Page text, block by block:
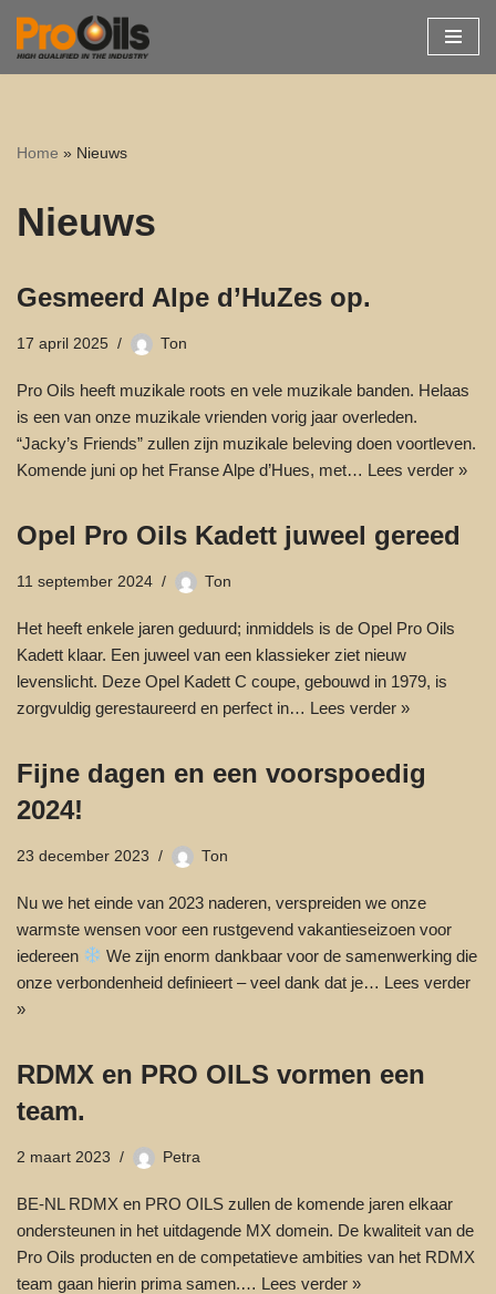
Ga
Home » Nieuws
Nieuws
Gesmeerd Alpe d’HuZes op.
17 april 2025 Ton
Pro Oils heeft muzikale roots en vele muzikale banden. Helaas
is een van onze muzikale vrienden vorig jaar overleden.
“Jacky’s Friends” zullen zijn muzikale beleving doen voortleven.
Komende juni op het Franse Alpe d’Hues, met… Lees verder »
Opel Pro Oils Kadett juweel gereed
11 september 2024 Ton
Het heeft enkele jaren geduurd; inmiddels is de Opel Pro Oils
Kadett klaar. Een juweel van een klassieker ziet nieuw
levenslicht. Deze Opel Kadett C coupe, gebouwd in 1979, is
zorgvuldig gerestaureerd en perfect in… Lees verder »
Fijne dagen en een voorspoedig
2024!
23 december 2023 Ton
Nu we het einde van 2023 naderen, verspreiden we onze
warmste wensen voor een rustgevend vakantieseizoen voor
iedereen
We zijn enorm dankbaar voor de samenwerking die
onze verbondenheid definieert – veel dank dat je… Lees verder
»
RDMX en PRO OILS vormen een
team.
2 maart 2023 Petra
BE-NL RDMX en PRO OILS zullen de komende jaren elkaar
ondersteunen in het uitdagende MX domein. De kwaliteit van de
Pro Oils producten en de competatieve ambities van het RDMX
team gaan hierin prima samen.… Lees verder »